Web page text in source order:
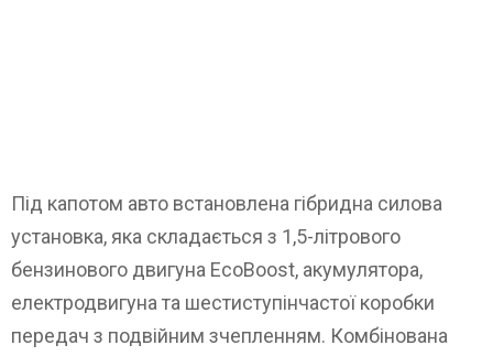
Під капотом авто встановлена гібридна силова
установка, яка складається з 1,5-літрового
бензинового двигуна EcoBoost, акумулятора,
електродвигуна та шестиступінчастої коробки
передач з подвійним зчепленням. Комбінована